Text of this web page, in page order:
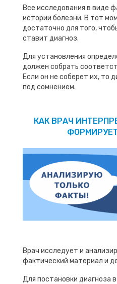
Все исследования в виде
истории болезни. В тот
достаточно для того,
ставит диагноз.
Для установления
должен собрать
Если он не соберет их, то
под сомнением.
КАК ВРАЧ
Врач исследует и
фактический материал и
Для постановки диагноза